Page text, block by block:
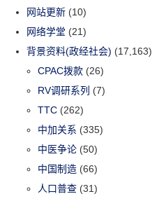
网站更新 (10)
网络学堂 (21)
背景资料(政经社会) (17,163)
CPAC拨款 (26)
RV调研系列 (7)
TTC (262)
中加关系 (335)
中医争论 (50)
中国制造 (66)
人口普查 (31)